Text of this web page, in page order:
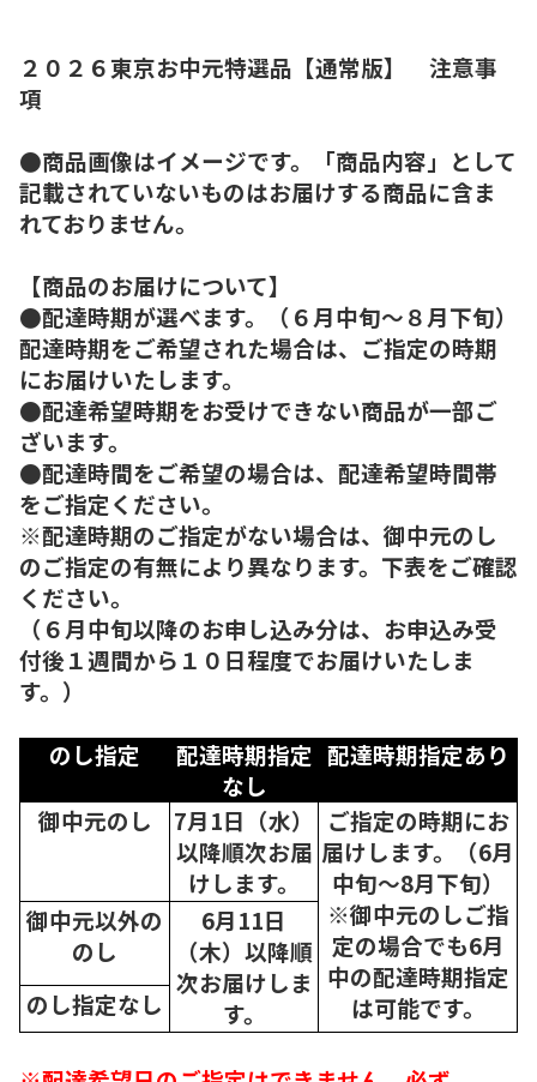
２０２６東京お中元特選品【通常版】 注意事
項
●商品画像はイメージです。「商品内容」として
記載されていないものはお届けする商品に含ま
れておりません。
【商品のお届けについて】
●配達時期が選べます。（６月中旬～８月下旬）
配達時期をご希望された場合は、ご指定の時期
にお届けいたします。
●配達希望時期をお受けできない商品が一部ご
ざいます。
●配達時間をご希望の場合は、配達希望時間帯
をご指定ください。
※配達時期のご指定がない場合は、御中元のし
のご指定の有無により異なります。下表をご確認
ください。
（６月中旬以降のお申し込み分は、お申込み受
付後１週間から１０日程度でお届けいたしま
す。）
のし指定
配達時期指定
なし
配達時期指定あり
御中元のし
7月1日（水）
以降順次お届
けします。
ご指定の時期にお
届けします。（6月
中旬～8月下旬）
※御中元のしご指
定の場合でも6月
中の配達時期指定
は可能です。
御中元以外の
のし
6月11日
（木）以降順
次お届けしま
す。
のし指定なし